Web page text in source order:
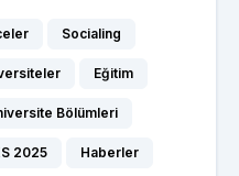
Socialing
Eğitim
Bölümleri
2025 Haberler